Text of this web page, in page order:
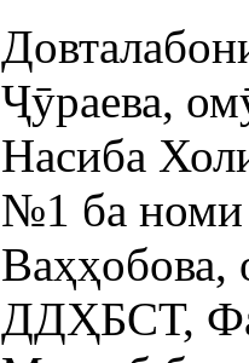
Ҷӯраева,
Насиба
№1 ба номи
Ваҳҳобова,
ДДҲБСТ,